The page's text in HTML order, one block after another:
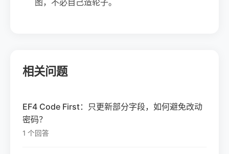
相关问题
EF4 Code First：只更新部分字段，如何避免改动
密码？
1 个回答